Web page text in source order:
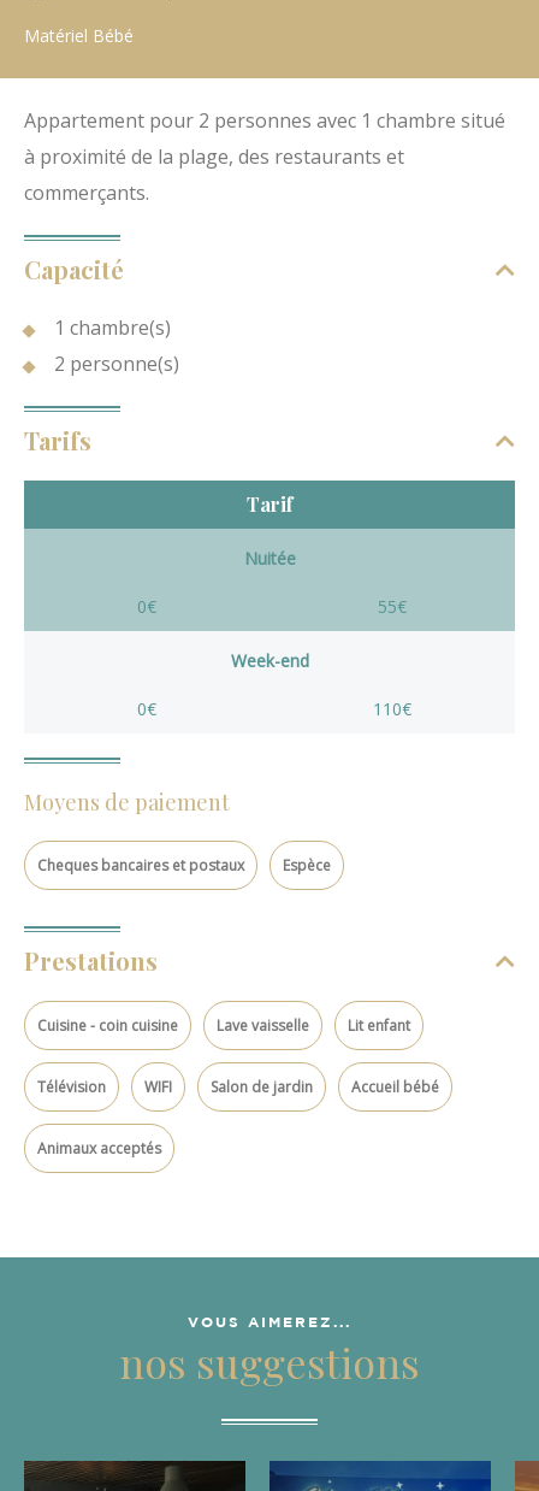
Matériel Bébé
Appartement pour 2 personnes avec 1 chambre situé
à proximité de la plage, des restaurants et
commerçants.
Capacité
1 chambre(s)
2 personne(s)
Tarifs
Tarif
Nuitée
0€ 55€
Week-end
0€ 110€
Moyens de paiement
Cheques bancaires et postaux Espèce
Prestations
Cuisine - coin cuisine Lave vaisselle Lit enfant
Télévision WIFI Salon de jardin Accueil bébé
Animaux acceptés
VOUS AIMEREZ...
nos suggestions